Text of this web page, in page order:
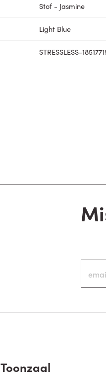
Stof - Jasmine
Light Blue
STRESSLESS-
Toonzaal